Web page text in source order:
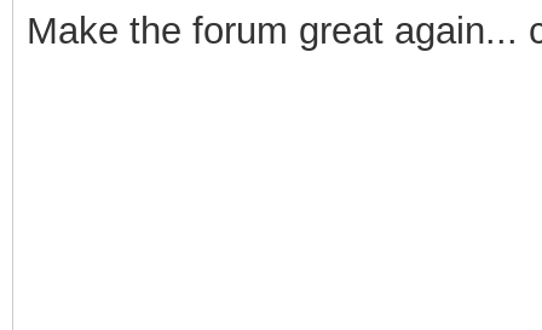
Make the forum great again...